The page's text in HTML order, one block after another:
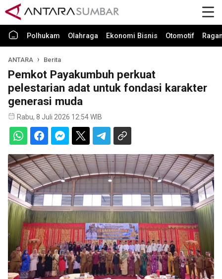
Polhukam Olahraga Ekonomi Bisnis Otomotif
ANTARA Berita
Pemkot Payakumbuh perkuat
pelestarian adat untuk fondasi karakter
generasi muda
Rabu, 8 Juli 2026 12:54 WIB